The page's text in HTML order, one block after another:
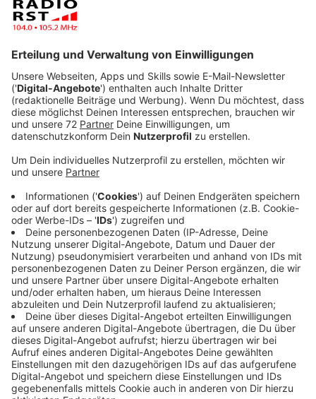
Goldene Schallplatte
Anzeige
In der deutschen Musikszene sind die Hot Banditoz
schon lange bekannt: Für ihren Hit Veo, Veo bekamen
sie im Jahr 2004 die Goldene Schallplatte. Beim FMO
Sommerfest ist die deutsche Latino-Pop-Band als
Stimmungsmacher auf der Bühne.
Anzeige
©Hot Banditoz
Anzeige